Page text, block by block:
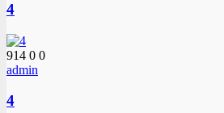
4
914 0 0
admin
4